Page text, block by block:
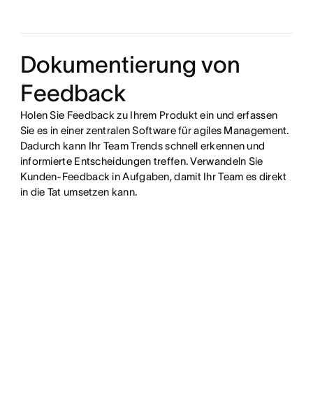
Dokumentierung von
Feedback
Holen Sie Feedback zu Ihrem Produkt ein und erfassen
Sie es in einer zentralen Software für agiles Management.
Dadurch kann Ihr Team Trends schnell erkennen und
informierte Entscheidungen treffen. Verwandeln Sie
Kunden-Feedback in Aufgaben, damit Ihr Team es direkt
in die Tat umsetzen kann.